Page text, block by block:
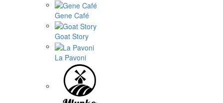
Gene Café
Goat Story
La Pavoni